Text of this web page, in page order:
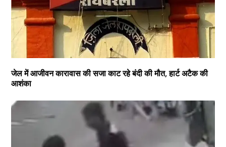
जेल में आजीवन कारावास की सजा काट रहे बंदी की मौत, हार्ट अटैक की
आशंका